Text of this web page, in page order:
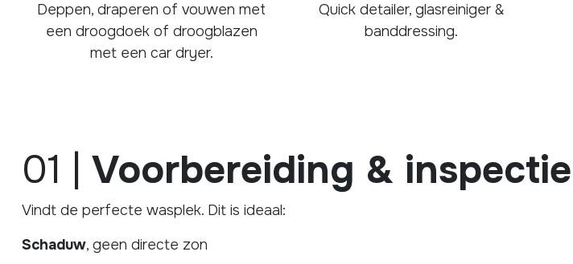
Deppen, draperen of vouwen met
een droogdoek of droogblazen
met een car dryer.
Quick detailer, glasreiniger &
banddressing.
01 | Voorbereiding & inspectie
Vindt de perfecte wasplek. Dit is ideaal:
Schaduw, geen directe zon